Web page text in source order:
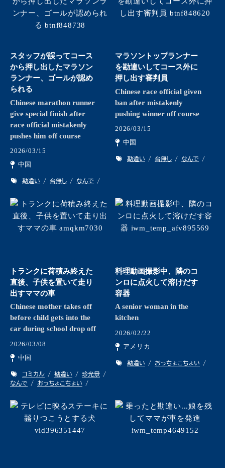
スタッフが誤ってコース
から押し出したマラソン
ランナー、ゴールが認め
られる
Chinese marathon runner
give special finish after
race official mistakenly
pushes him off course
2026/03/15
中国
勘違い 台無し なんで
マラソントップランナー
を勘違いしてコース外に
押し出す審判員
Chinese race official given
ban after mistakenly
pushing winner off course
2026/03/15
中国
勘違い 台無し なんで
トランクに荷積み終えた
直後、子供を置いて走り
出すママの車
Chinese mother takes off
before child gets into the
car during school drop off
2026/03/08
中国
コミカル 勘違い
珍光景
なんで
おっちょこちょい
料理動画撮影中、隣のコ
ンロに点火して溶けだす
容器
A senior woman in the
kitchen
2026/02/22
アメリカ
勘違い おっちょこちょい